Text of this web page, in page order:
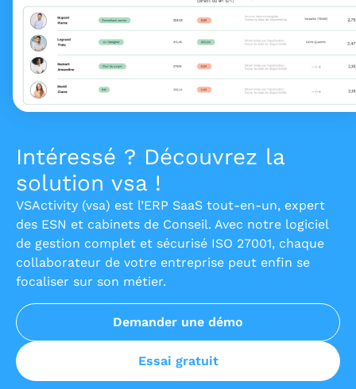
Intéressé ? Découvrez la
solution vsa !
VSActivity (vsa) est l’ERP SaaS tout-en-un, expert
des ESN et cabinets de Conseil. Avec notre logiciel
de gestion complet et sécurisé ISO 27001, chaque
collaborateur de votre entreprise peut enfin se
focaliser sur son métier.
Demander une démo
Essai gratuit